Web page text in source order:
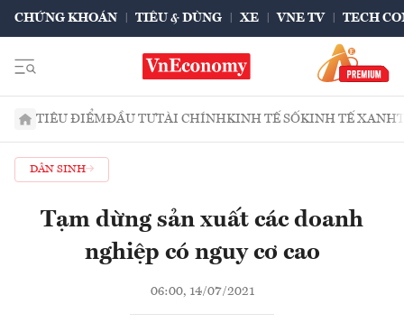
CHỨNG KHOÁN TIÊU & DÙNG XE VNE TV TECH
TIÊU ĐIỂMĐẦU TƯTÀI CHÍNHKINH TẾ SỐKINH TẾ XANH
DÂN SINH
Tạm dừng sản xuất các doanh
nghiệp có nguy cơ cao
06:00, 14/07/2021